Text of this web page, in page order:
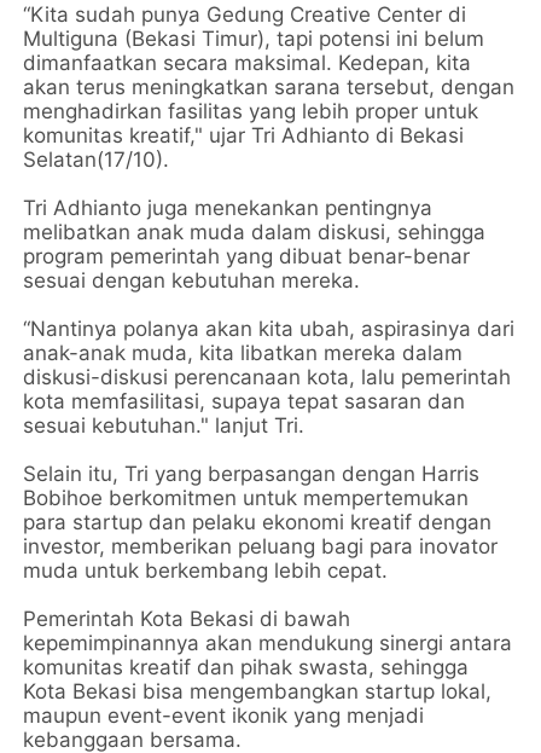
“Kita sudah punya Gedung Creative Center di
Multiguna (Bekasi Timur), tapi potensi ini belum
dimanfaatkan secara maksimal. Kedepan, kita
akan terus meningkatkan sarana tersebut, dengan
menghadirkan fasilitas yang lebih proper untuk
komunitas kreatif," ujar Tri Adhianto di Bekasi
Selatan(17/10).
Tri Adhianto juga menekankan pentingnya
melibatkan anak muda dalam diskusi, sehingga
program pemerintah yang dibuat benar-benar
sesuai dengan kebutuhan mereka.
“Nantinya polanya akan kita ubah, aspirasinya dari
anak-anak muda, kita libatkan mereka dalam
diskusi-diskusi perencanaan kota, lalu pemerintah
kota memfasilitasi, supaya tepat sasaran dan
sesuai kebutuhan." lanjut Tri.
Selain itu, Tri yang berpasangan dengan Harris
Bobihoe berkomitmen untuk mempertemukan
para startup dan pelaku ekonomi kreatif dengan
investor, memberikan peluang bagi para inovator
muda untuk berkembang lebih cepat.
Pemerintah Kota Bekasi di bawah
kepemimpinannya akan mendukung sinergi antara
komunitas kreatif dan pihak swasta, sehingga
Kota Bekasi bisa mengembangkan startup lokal,
maupun event-event ikonik yang menjadi
kebanggaan bersama.